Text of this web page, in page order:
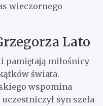
wieczornego
Lato
pamiętają miłośnicy
świata.
wspomina
syn szefa